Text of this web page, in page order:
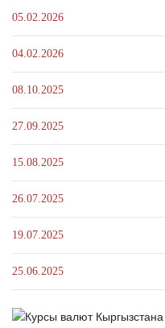
05.02.2026
04.02.2026
08.10.2025
27.09.2025
15.08.2025
26.07.2025
19.07.2025
25.06.2025